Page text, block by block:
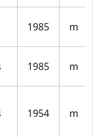
1985 m
1985 m
1954 m